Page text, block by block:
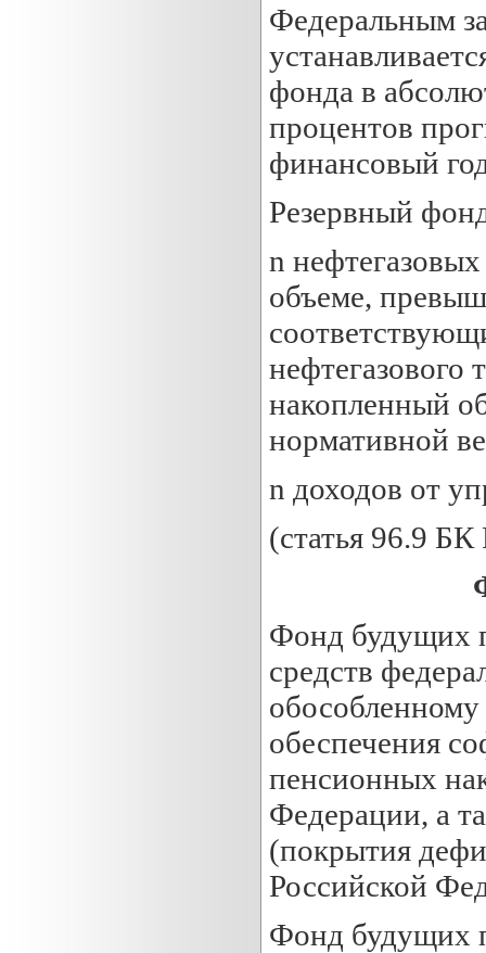
Федеральным
фонда в
процентов
финансовый
Резервный
n
объеме,
нефтегазового
накопленный
нормативной
n доходов от
(статья 96.9
Фонд будущих
средств
обеспечения
пенсионных
Федерации, а
(покрытия
Российской
Фонд будущих